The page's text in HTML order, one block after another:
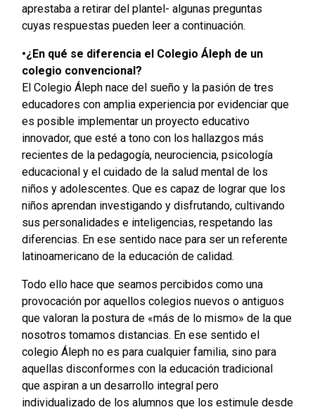
aprestaba a retirar del plantel- algunas preguntas
cuyas respuestas pueden leer a continuación.
•¿En qué se diferencia el Colegio Áleph de un
colegio convencional?
El Colegio Áleph nace del sueño y la pasión de tres
educadores con amplia experiencia por evidenciar que
es posible implementar un proyecto educativo
innovador, que esté a tono con los hallazgos más
recientes de la pedagogía, neurociencia, psicología
educacional y el cuidado de la salud mental de los
niños y adolescentes. Que es capaz de lograr que los
niños aprendan investigando y disfrutando, cultivando
sus personalidades e inteligencias, respetando las
diferencias. En ese sentido nace para ser un referente
latinoamericano de la educación de calidad.
Todo ello hace que seamos percibidos como una
provocación por aquellos colegios nuevos o antiguos
que valoran la postura de «más de lo mismo» de la que
nosotros tomamos distancias. En ese sentido el
colegio Áleph no es para cualquier familia, sino para
aquellas disconformes con la educación tradicional
que aspiran a un desarrollo integral pero
individualizado de los alumnos que los estimule desde